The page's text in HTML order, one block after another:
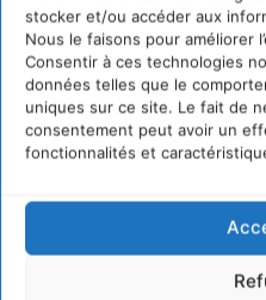
stocker et/ou accéder aux
Nous le faisons pour améliorer
Consentir à ces technologies
données telles que le
uniques sur ce site. Le fait de
consentement peut avoir un
fonctionnalités et
territoires
dialogue et